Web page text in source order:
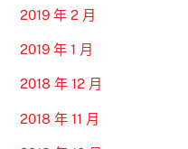
2019 年 2 月
2019 年 1 月
2018 年 12 月
2018 年 11 月